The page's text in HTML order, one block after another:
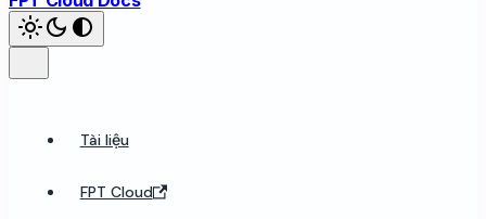
Tài liệu
FPT Cloud